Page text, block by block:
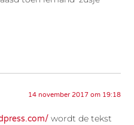
14 november 2017 om 19:18
wordt de tekst